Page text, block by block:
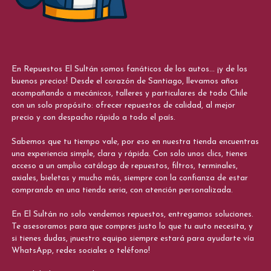
En Repuestos El Sultán somos fanáticos de los autos... ¡y de los
buenos precios! Desde el corazón de Santiago, llevamos años
acompañando a mecánicos, talleres y particulares de todo Chile
con un solo propósito: ofrecer repuestos de calidad, al mejor
precio y con despacho rápido a todo el país.
Sabemos que tu tiempo vale, por eso en nuestra tienda encuentras
una experiencia simple, clara y rápida. Con solo unos clics, tienes
acceso a un amplio catálogo de repuestos, filtros, terminales,
axiales, bieletas y mucho más, siempre con la confianza de estar
comprando en una tienda seria, con atención personalizada.
En El Sultán no solo vendemos repuestos, entregamos soluciones.
Te asesoramos para que compres justo lo que tu auto necesita, y
si tienes dudas, ¡nuestro equipo siempre estará para ayudarte vía
WhatsApp, redes sociales o teléfono!